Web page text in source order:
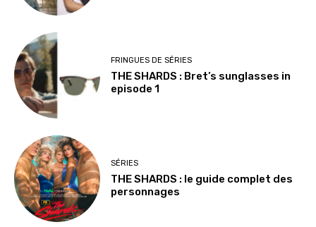
FRINGUES DE SÉRIES
THE SHARDS : Bret’s sunglasses in
episode 1
SÉRIES
THE SHARDS : le guide complet des
personnages